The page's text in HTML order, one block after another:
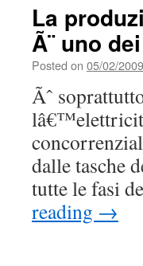
La
Ã¨ uno
Posted on 05/02/2009
Ãˆ
dalle tasche
tutte le fasi
reading →